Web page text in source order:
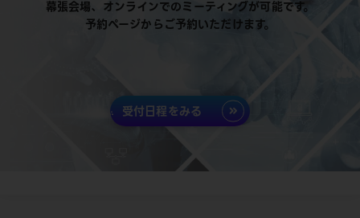
幕張会場、オンラインでのミーティングが可能です。
予約ページからご予約いただけます。
受付日程をみる